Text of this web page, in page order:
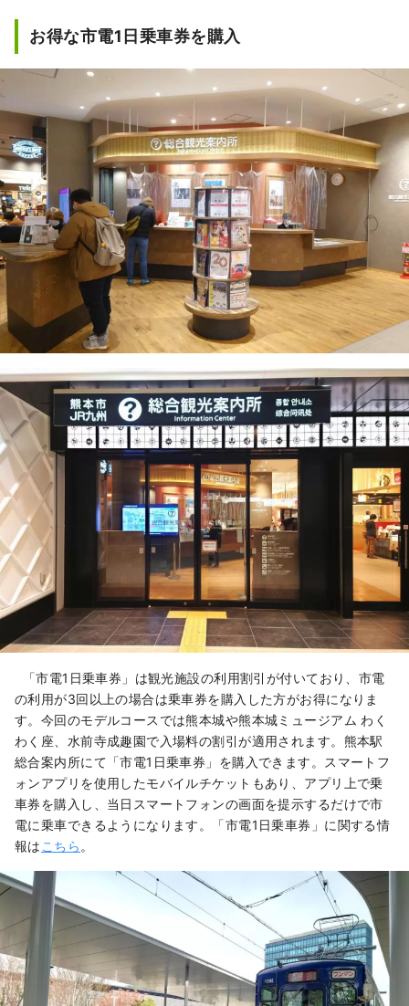
お得な市電1日乗車券を購入
「市電1日乗車券」は観光施設の利用割引が付いており、市電
の利用が3回以上の場合は乗車券を購入した方がお得になりま
す。今回のモデルコースでは熊本城や熊本城ミュージアム わく
わく座、水前寺成趣園で入場料の割引が適用されます。熊本駅
総合案内所にて「市電1日乗車券」を購入できます。スマートフ
ォンアプリを使用したモバイルチケットもあり、アプリ上で乗
車券を購入し、当日スマートフォンの画面を提示するだけで市
電に乗車できるようになります。「市電1日乗車券」に関する情
報は こちら 。